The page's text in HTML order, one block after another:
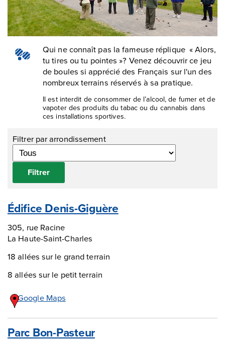
Qui ne connaît pas la fameuse réplique « Alors,
tu tires ou tu pointes »? Venez découvrir ce jeu
de boules si apprécié des Français sur l'un des
nombreux terrains réservés à sa pratique.
Il est interdit de consommer de l’alcool, de fumer et de
vapoter des produits du tabac ou du cannabis dans
ces installations sportives.
Filtrer par arrondissement
Filtrer
Édifice Denis-Giguère
305, rue Racine
La Haute-Saint-Charles
18 allées sur le grand terrain
8 allées sur le petit terrain
Google Maps
Parc Bon-Pasteur